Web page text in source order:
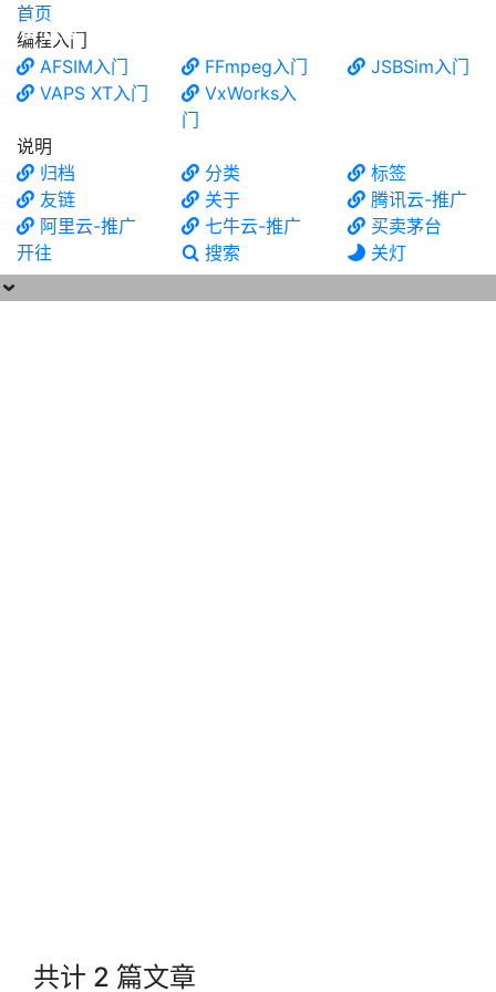
食铁兽
首页
编程入门
AFSIM入门
FFmpeg入门
JSBSim入门
VAPS XT入门
VxWorks入
门
说明
归档
分类
标签
友链
关于
腾讯云-推广
阿里云-推广
七牛云-推广
买卖茅台
开往
搜索 关灯
共计 2 篇文章